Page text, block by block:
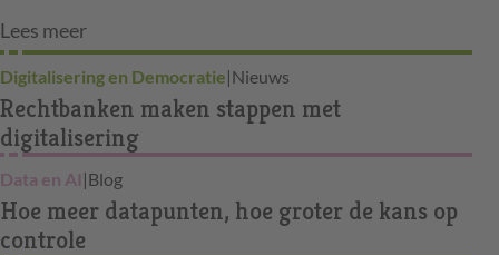
Lees meer
Digitalisering en Democratie|Nieuws
Rechtbanken maken stappen met
digitalisering
Data en AI |Blog
Hoe meer datapunten, hoe groter de kans op
controle